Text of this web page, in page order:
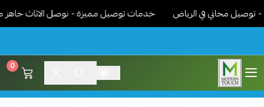
مجاني في الرياض خدمات توصيل مميزة - نوصل الاثاث جاهز
اثاث مودرن لمسة عصرية
0